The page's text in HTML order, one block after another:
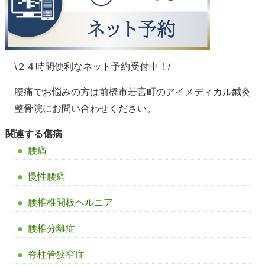
\２４時間便利なネット予約受付中！/
腰痛でお悩みの方は前橋市若宮町のアイメディカル鍼灸
整骨院にお問い合わせください。
関連する傷病
腰痛
慢性腰痛
腰椎椎間板ヘルニア
腰椎分離症
脊柱管狭窄症